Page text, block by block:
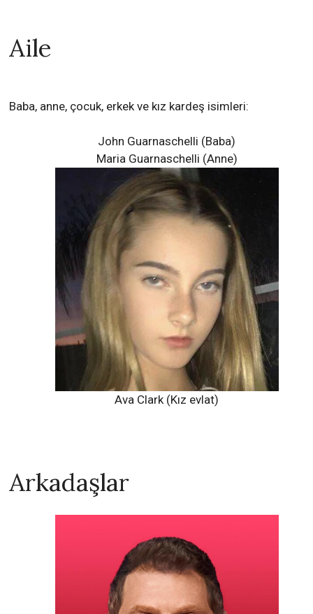
Aile
Baba, anne, çocuk, erkek ve kız kardeş isimleri:
John Guarnaschelli (Baba)
Maria Guarnaschelli (Anne)
Ava Clark (Kız evlat)
Arkadaşlar